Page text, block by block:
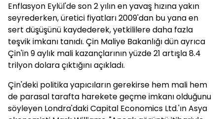
Enflasyon Eylül'de son 2 yılın en yavaş hızına yakın
seyrederken, üretici fiyatları 2009'dan bu yana en
sert düşüşünü kaydederek, yetkililere daha fazla
teşvik imkanı tanıdı. Çin Maliye Bakanlığı dün ayrıca
Çin'in 9 aylık mali kazançlarının yüzde 21 artışla 8.4
trilyon dolara çıktığını açıkladı.
Çin'deki politika yapıcıların gerekirse hem mali hem
de parasal tarafta harekete geçme imkanı olduğunu
söyleyen Londra'daki Capital Economics Ltd.'ın Asya